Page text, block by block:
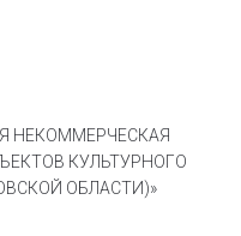
НЕКОММЕРЧЕСКАЯ
КУЛЬТУРНОГО
ОБЛАСТИ)»